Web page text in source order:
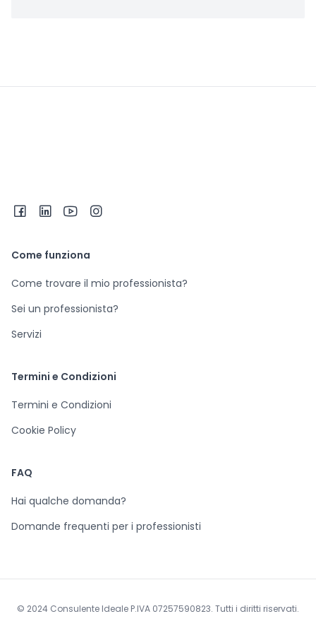
Come funziona
Come trovare il mio professionista?
Sei un professionista?
Servizi
Termini e Condizioni
Termini e Condizioni
Cookie Policy
FAQ
Hai qualche domanda?
Domande frequenti per i professionisti
© 2024 Consulente Ideale P.IVA 07257590823. Tutti i diritti riservati.